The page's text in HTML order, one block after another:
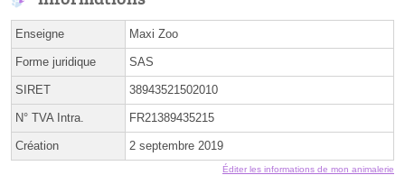
Enseigne Maxi Zoo
Forme juridique SAS
SIRET 38943521502010
N° TVA Intra. FR21389435215
Création 2 septembre 2019
Éditer les informations de mon animalerie